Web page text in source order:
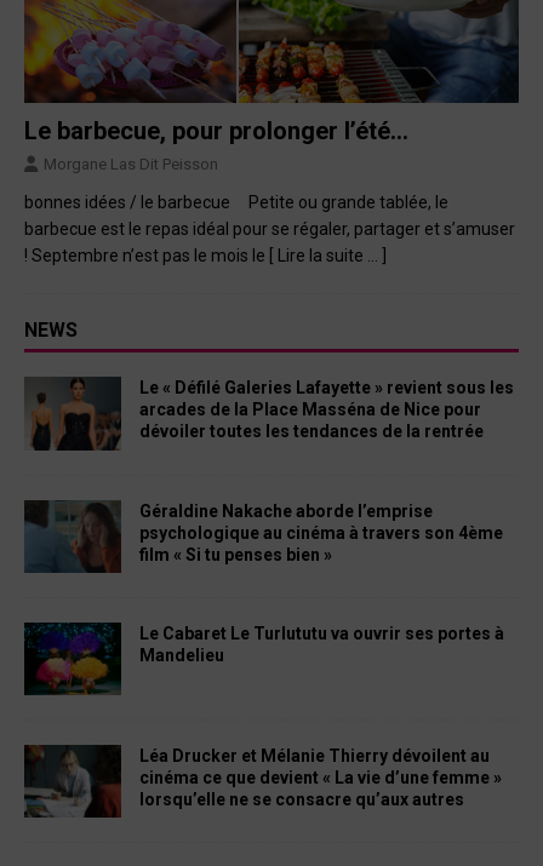
Le barbecue, pour prolonger l’été…
Morgane Las Dit Peisson
bonnes idées / le barbecue Petite ou grande tablée, le
barbecue est le repas idéal pour se régaler, partager et s’amuser
! Septembre n’est pas le mois le
[ Lire la suite … ]
NEWS
Le « Défilé Galeries Lafayette » revient sous les
arcades de la Place Masséna de Nice pour
dévoiler toutes les tendances de la rentrée
Géraldine Nakache aborde l’emprise
psychologique au cinéma à travers son 4ème
film « Si tu penses bien »
Le Cabaret Le Turlututu va ouvrir ses portes à
Mandelieu
Léa Drucker et Mélanie Thierry dévoilent au
cinéma ce que devient « La vie d’une femme »
lorsqu’elle ne se consacre qu’aux autres